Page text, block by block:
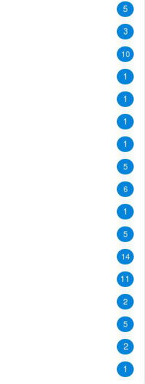
5
3
10
1
1
1
1
5
6
1
5
14
11
2
5
2
1